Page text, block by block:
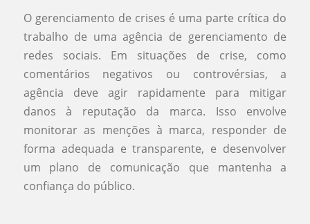
O gerenciamento de crises é uma parte crítica do
trabalho de uma agência de gerenciamento de
redes sociais. Em situações de crise, como
comentários negativos ou controvérsias, a
agência deve agir rapidamente para mitigar
danos à reputação da marca. Isso envolve
monitorar as menções à marca, responder de
forma adequada e transparente, e desenvolver
um plano de comunicação que mantenha a
confiança do público.